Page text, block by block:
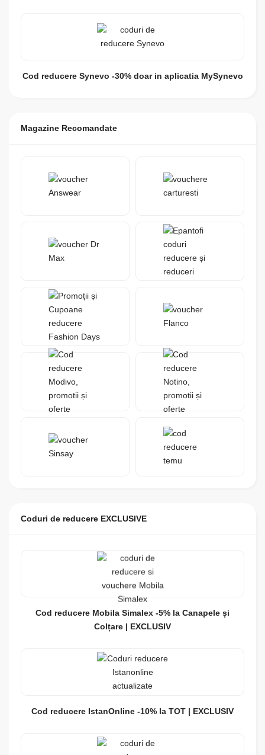
Cod reducere Synevo -30% doar in aplicatia MySynevo
Magazine Recomandate
Coduri de reducere EXCLUSIVE
Cod reducere Mobila Simalex -5% la Canapele și
Colțare | EXCLUSIV
Cod reducere IstanOnline -10% la TOT | EXCLUSIV